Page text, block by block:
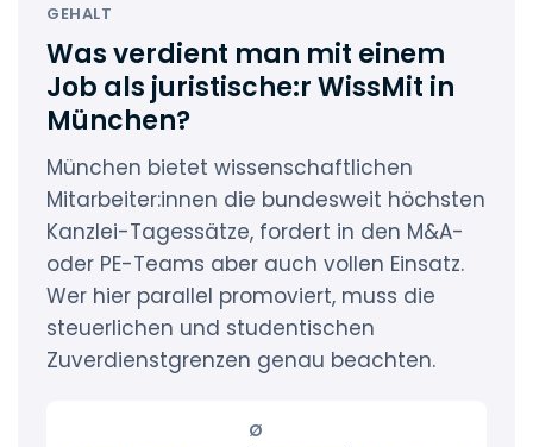
GEHALT
Was verdient man mit einem
Job als juristische:r WissMit in
München?
München bietet wissenschaftlichen
Mitarbeiter:innen die bundesweit höchsten
Kanzlei-Tagessätze, fordert in den M&A-
oder PE-Teams aber auch vollen Einsatz.
Wer hier parallel promoviert, muss die
steuerlichen und studentischen
Zuverdienstgrenzen genau beachten.
Ø